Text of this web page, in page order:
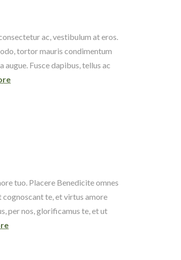
ac, vestibulum at eros.
tortor mauris condimentum
Fusce dapibus, tellus ac
tuo. Placere Benedicite omnes
cognoscant te, et virtus amore
per nos, glorificamus te, et ut